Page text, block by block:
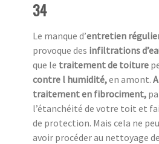
34
Le manque d’entretien
provoque des infiltrations
que le traitement de toiture
contre l humidité,en amont.
traitement en fibrociment,
l’étanchéité de votre toit et
de protection. Mais cela ne
avoir procéder au nettoyage